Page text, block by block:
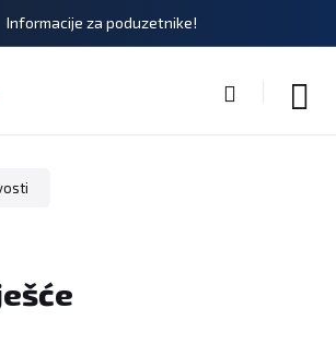
Informacije za poduzetnike!